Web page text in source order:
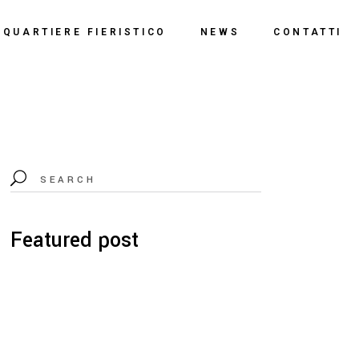
QUARTIERE FIERISTICO NEWS CONTATTI
Featured post